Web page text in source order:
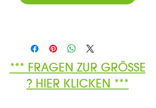
*** FRAGEN ZUR GRÖSSE
? HIER KLICKEN ***